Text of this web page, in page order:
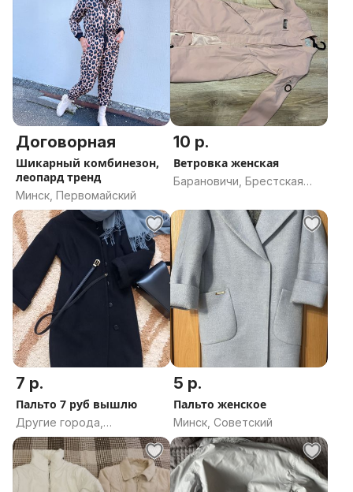
Договорная
Шикарный комбинезон,
леопард тренд
Минск, Первомайский
10 р.
Ветровка женская
Барановичи, Брестская
7 р.
Пальто 7 руб вышлю
Другие города,
Гомельская область
5 р.
Пальто женское
Минск, Советский